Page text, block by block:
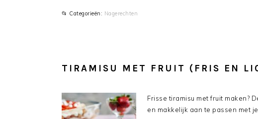
📂 Categorieën: Nagerechten
TIRAMISU MET FRUIT (FRIS EN
Frisse tiramisu met fruit maken?
en makkelijk aan te passen met